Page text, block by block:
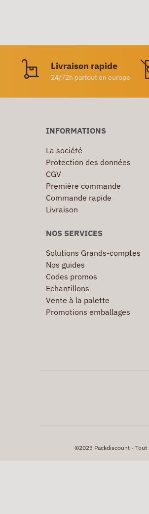
Livraison rapide
24/72h partout en europe
INFORMATIONS
La société
Protection des données
CGV
Première commande
Commande rapide
Livraison
NOS SERVICES
Solutions Grands-comptes
Nos guides
Codes promos
Echantillons
Vente à la palette
Promotions emballages
©2023 Packdiscount - Tout